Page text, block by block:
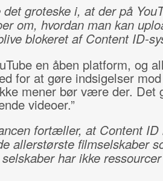
groteske i, at der på
om, hvordan man kan
blokeret af Content ID-
en åben platform, og
for at gøre indsigelser
mener bør være der. Det
videoer.”
fortæller, at Content ID
allerstørste filmselskaber
har ikke